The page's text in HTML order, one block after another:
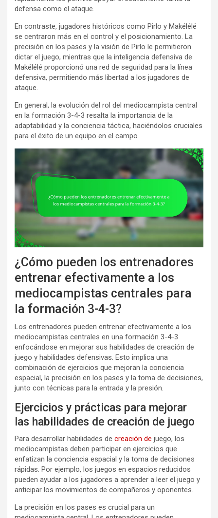
defensa como el ataque.
En contraste, jugadores históricos como Pirlo y Makélélé
se centraron más en el control y el posicionamiento. La
precisión en los pases y la visión de Pirlo le permitieron
dictar el juego, mientras que la inteligencia defensiva de
Makélélé proporcionó una red de seguridad para la línea
defensiva, permitiendo más libertad a los jugadores de
ataque.
En general, la evolución del rol del mediocampista central
en la formación 3-4-3 resalta la importancia de la
adaptabilidad y la conciencia táctica, haciéndolos cruciales
para el éxito de un equipo en el campo.
¿Cómo pueden los entrenadores
entrenar efectivamente a los
mediocampistas centrales para
la formación 3-4-3?
Los entrenadores pueden entrenar efectivamente a los
mediocampistas centrales en una formación 3-4-3
enfocándose en mejorar sus habilidades de creación de
juego y habilidades defensivas. Esto implica una
combinación de ejercicios que mejoran la conciencia
espacial, la precisión en los pases y la toma de decisiones,
junto con técnicas para la entrada y la presión.
Ejercicios y prácticas para mejorar
las habilidades de creación de juego
Para desarrollar habilidades de creación de juego, los
mediocampistas deben participar en ejercicios que
enfatizan la conciencia espacial y la toma de decisiones
rápidas. Por ejemplo, los juegos en espacios reducidos
pueden ayudar a los jugadores a aprender a leer el juego y
anticipar los movimientos de compañeros y oponentes.
La precisión en los pases es crucial para un